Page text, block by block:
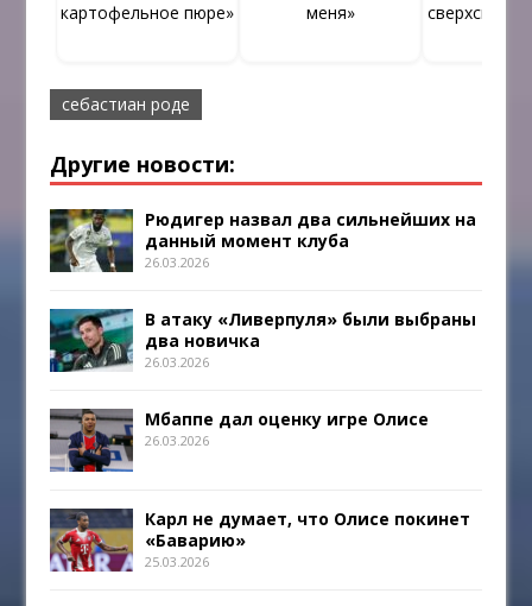
картофельное пюре»
меня»
себастиан роде
Другие новости:
Рюдигер назвал два сильнейших на
данный момент клуба
26.03.2026
В атаку «Ливерпуля» были выбраны
два новичка
26.03.2026
Мбаппе дал оценку игре Олисе
26.03.2026
Карл не думает, что Олисе покинет
«Баварию»
25.03.2026